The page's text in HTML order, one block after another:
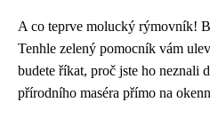
A co teprve molucký rýmovník!
Tenhle zelený pomocník vám
budete říkat, proč jste ho neznali
přírodního maséra přímo na